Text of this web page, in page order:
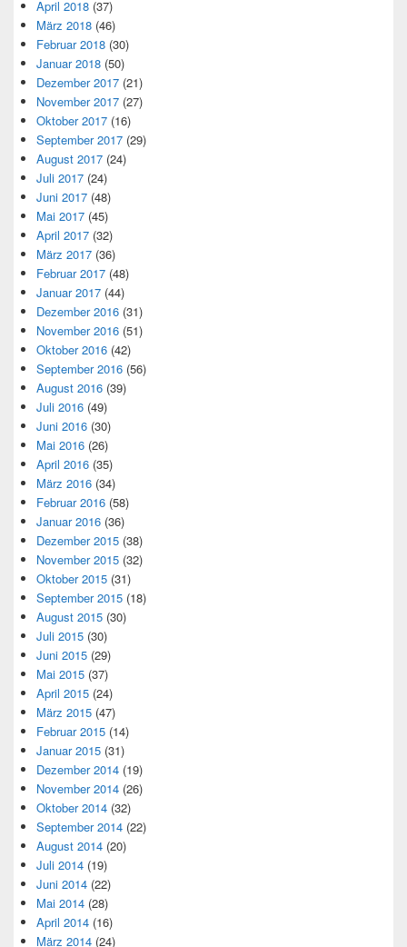
April 2018 (37)
März 2018 (46)
Februar 2018 (30)
Januar 2018 (50)
Dezember 2017 (21)
November 2017 (27)
Oktober 2017 (16)
September 2017 (29)
August 2017 (24)
Juli 2017 (24)
Juni 2017 (48)
Mai 2017 (45)
April 2017 (32)
März 2017 (36)
Februar 2017 (48)
Januar 2017 (44)
Dezember 2016 (31)
November 2016 (51)
Oktober 2016 (42)
September 2016 (56)
August 2016 (39)
Juli 2016 (49)
Juni 2016 (30)
Mai 2016 (26)
April 2016 (35)
März 2016 (34)
Februar 2016 (58)
Januar 2016 (36)
Dezember 2015 (38)
November 2015 (32)
Oktober 2015 (31)
September 2015 (18)
August 2015 (30)
Juli 2015 (30)
Juni 2015 (29)
Mai 2015 (37)
April 2015 (24)
März 2015 (47)
Februar 2015 (14)
Januar 2015 (31)
Dezember 2014 (19)
November 2014 (26)
Oktober 2014 (32)
September 2014 (22)
August 2014 (20)
Juli 2014 (19)
Juni 2014 (22)
Mai 2014 (28)
April 2014 (16)
März 2014 (24)